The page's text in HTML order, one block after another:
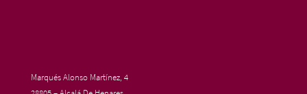
Marqués Alonso Martínez, 4